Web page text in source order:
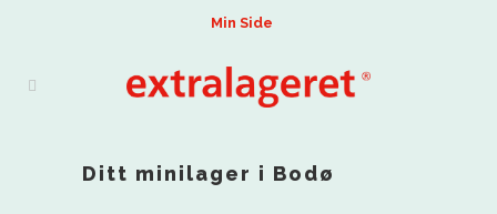
Min Side
Ditt minilager i Bodø